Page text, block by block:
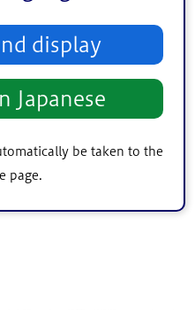
display
Japanese
be taken to the
page.
ます